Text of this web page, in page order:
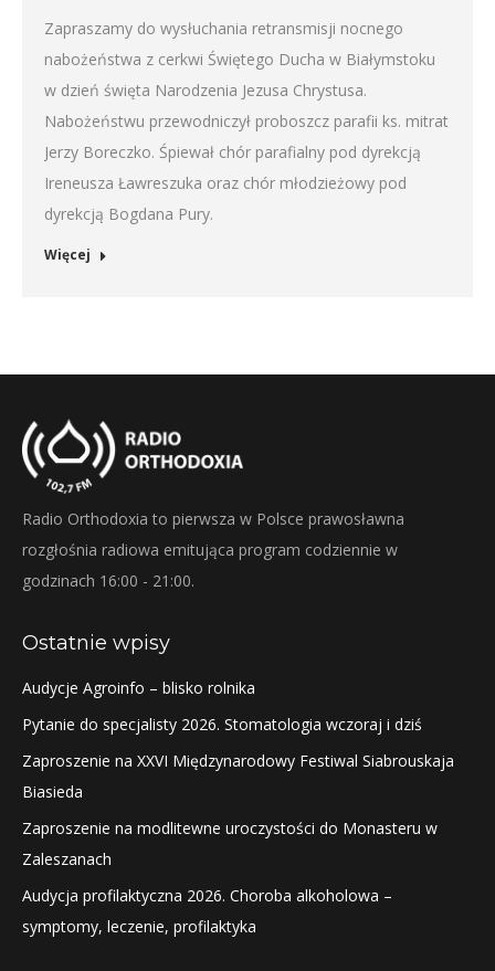
Zapraszamy do wysłuchania retransmisji nocnego
nabożeństwa z cerkwi Świętego Ducha w Białymstoku
w dzień święta Narodzenia Jezusa Chrystusa.
Nabożeństwu przewodniczył proboszcz parafii ks. mitrat
Jerzy Boreczko. Śpiewał chór parafialny pod dyrekcją
Ireneusza Ławreszuka oraz chór młodzieżowy pod
dyrekcją Bogdana Pury.
Więcej
Radio Orthodoxia to pierwsza w Polsce prawosławna
rozgłośnia radiowa emitująca program codziennie w
godzinach 16:00 - 21:00.
Ostatnie wpisy
Audycje Agroinfo – blisko rolnika
Pytanie do specjalisty 2026. Stomatologia wczoraj i dziś
Zaproszenie na XXVI Międzynarodowy Festiwal Siabrouskaja
Biasieda
Zaproszenie na modlitewne uroczystości do Monasteru w
Zaleszanach
Audycja profilaktyczna 2026. Choroba alkoholowa –
symptomy, leczenie, profilaktyka